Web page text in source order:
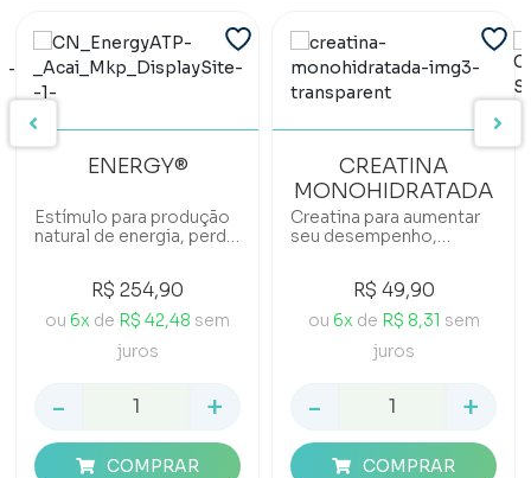
ENERGY®
Estímulo para produção
natural de energia, perda
desempenho físico e
mental.
R$ 254,90
ou 6x de R$ 42,48 sem
juros
- +
COMPRAR
CREATINA
MONOHIDRATADA
Creatina para aumentar
seu desempenho,
R$ 49,90
ou 6x de R$ 8,31 sem
juros
- +
COMPRAR